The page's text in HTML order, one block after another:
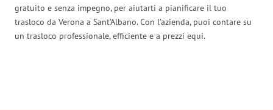
gratuito e senza impegno, per aiutarti a pianificare il tuo
trasloco da Verona a Sant’Albano. Con l’azienda, puoi contare su
un trasloco professionale, efficiente e a prezzi equi.